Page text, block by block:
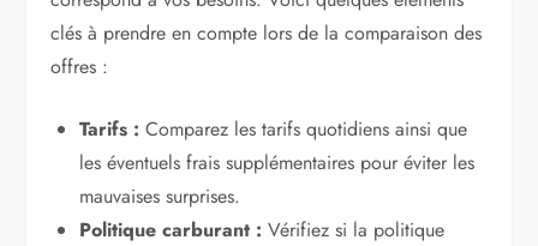
clés à prendre en compte lors de la comparaison des
offres :
Tarifs : Comparez les tarifs quotidiens ainsi que
les éventuels frais supplémentaires pour éviter les
mauvaises surprises.
Politique carburant : Vérifiez si la politique